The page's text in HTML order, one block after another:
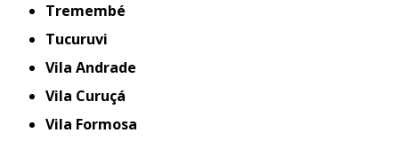
Tremembé
Tucuruvi
Vila Andrade
Vila Curuçá
Vila Formosa